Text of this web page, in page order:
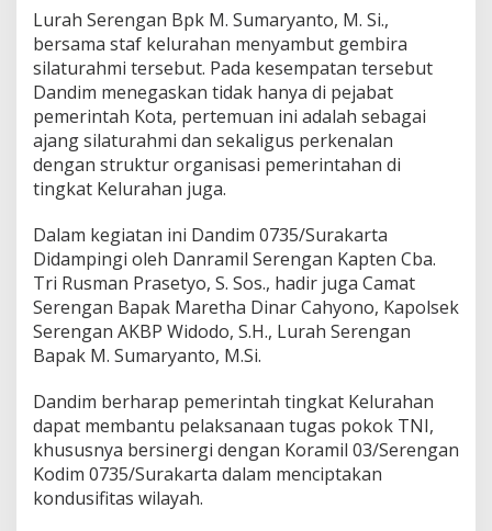
n
g
k
a
t
K
e
l
u
r
h
a
n
S
e
r
n
a
n
Lurah Serengan Bpk M. Sumaryanto, M. Si.,
bersama staf kelurahan menyambut gembira
silaturahmi tersebut. Pada kesempatan tersebut
Dandim menegaskan tidak hanya di pejabat
pemerintah Kota, pertemuan ini adalah sebagai
ajang silaturahmi dan sekaligus perkenalan
dengan struktur organisasi pemerintahan di
tingkat Kelurahan juga.
Dalam kegiatan ini Dandim 0735/Surakarta
Didampingi oleh Danramil Serengan Kapten Cba.
Tri Rusman Prasetyo, S. Sos., hadir juga Camat
Serengan Bapak Maretha Dinar Cahyono, Kapolsek
Serengan AKBP Widodo, S.H., Lurah Serengan
Bapak M. Sumaryanto, M.Si.
Dandim berharap pemerintah tingkat Kelurahan
dapat membantu pelaksanaan tugas pokok TNI,
khususnya bersinergi dengan Koramil 03/Serengan
Kodim 0735/Surakarta dalam menciptakan
kondusifitas wilayah.